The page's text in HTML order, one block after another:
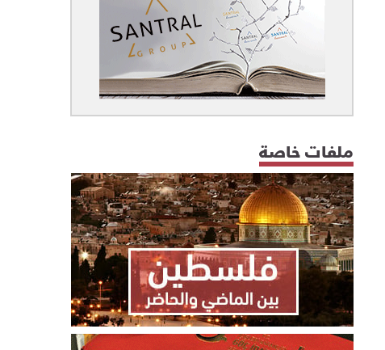
ملفات خاصة